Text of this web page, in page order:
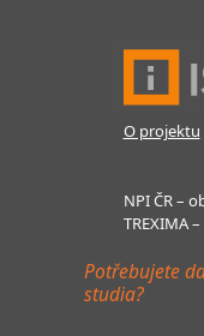
O projektu
NPI ČR –
TREXIMA
Potřebujete
studia?